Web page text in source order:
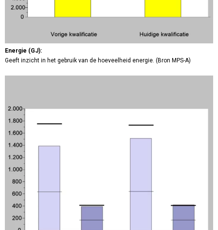
Energie (GJ):
Geeft inzicht in het gebruik van de hoeveelheid energie. (Bron MPS-A)